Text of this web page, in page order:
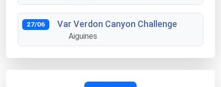
27/06 Var Verdon Canyon Challenge
Aiguines